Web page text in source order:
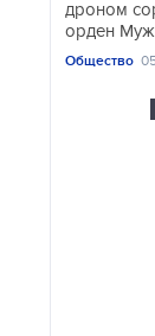
дроном
орден
Общество